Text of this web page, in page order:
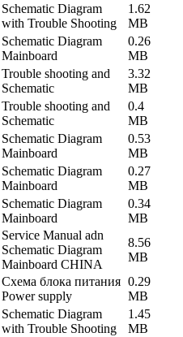
Schematic Diagram
with Trouble Shooting
1.62
MB
Schematic Diagram
Mainboard
0.26
MB
Trouble shooting and
Schematic
3.32
MB
Trouble shooting and
Schematic
0.4
MB
Schematic Diagram
Mainboard
0.53
MB
Schematic Diagram
Mainboard
0.27
MB
Schematic Diagram
Mainboard
0.34
MB
Service Manual adn
Schematic Diagram
Mainboard CHINA
8.56
MB
Схема блока питания
Power supply
0.29
MB
Schematic Diagram
with Trouble Shooting
1.45
MB